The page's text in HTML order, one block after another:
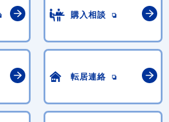
購入相談
転居連絡